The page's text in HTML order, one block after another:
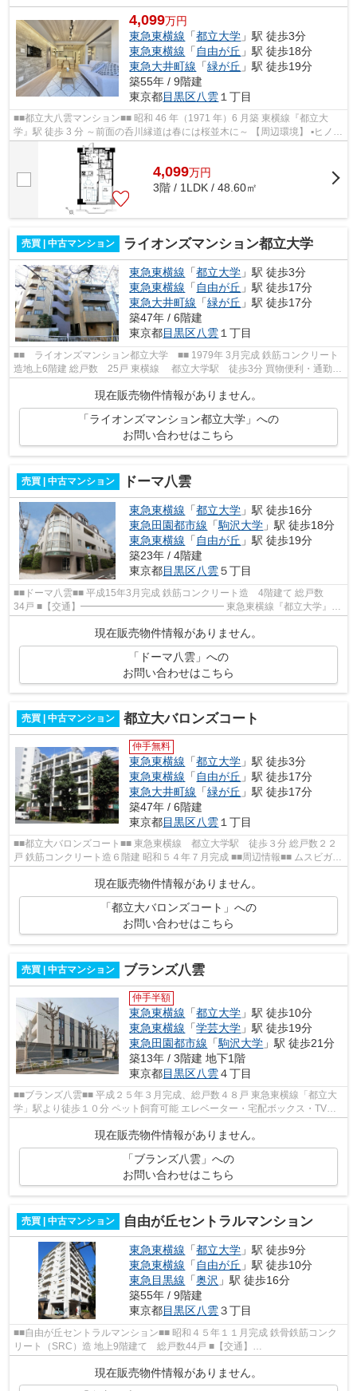
4,099万円
東急東横線 「都立大学 」駅 徒歩3分
東急東横線 「 自由が丘 」駅 徒歩18分
東急大井町線 「緑が丘 」駅 徒歩19分
築55年 / 9階建
東京都目黒区八雲 １丁目
■■都立大八雲マンション■■ 昭和 46 年（1971 年）6 月築 東横線『都立大
学』駅 徒歩 3 分 ～前面の呑川縁道は春には桜並木に～ 【周辺環境】 ▪ヒノミ
ドラッグ都立大店：マンショ...
4,099万円
3階 / 1LDK / 48.60㎡
売買 | 中古マンション ライオンズマンション都立大学
東急東横線 「都立大学 」駅 徒歩3分
東急東横線 「 自由が丘 」駅 徒歩17分
東急大井町線 「緑が丘 」駅 徒歩17分
築47年 / 6階建
東京都目黒区八雲１丁目
■■ ライオンズマンション都立大学 ■■ 1979年 3月完成 鉄筋コンクリート
造地上6階建 総戸数 25戸 東横線 都立大学駅 徒歩3分 買物便利・通勤便
利な立地です。 ≪共用部修繕履...
現在販売物件情報がありません。
「ライオンズマンション都立大学」への
お問い合わせはこちら
売買 | 中古マンション ドーマ八雲
東急東横線 「都立大学 」駅 徒歩16分
東急田園都市線 「駒沢大学 」駅 徒歩18分
東急東横線 「 自由が丘 」駅 徒歩19分
築23年 / 4階建
東京都目黒区八雲５丁目
■■ドーマ八雲■■ 平成15年3月完成 鉄筋コンクリート造 4階建て 総戸数
34戸 ■【交通】━━━━━━━━━━━━━━━ 東急東横線『都立大学』駅
より徒歩16分 渋谷・目黒・田園調布・成城学園前へ...
現在販売物件情報がありません。
「ドーマ八雲」への
お問い合わせはこちら
売買 | 中古マンション 都立大バロンズコート
仲手無料
東急東横線 「都立大学 」駅 徒歩3分
東急東横線 「 自由が丘 」駅 徒歩17分
東急大井町線 「緑が丘 」駅 徒歩17分
築47年 / 6階建
東京都目黒区八雲１丁目
■■都立大バロンズコート■■ 東急東横線 都立大学駅 徒歩３分 総戸数２２
戸 鉄筋コンクリート造６階建 昭和５４年７月完成 ■■周辺情報■■ ムスビガー
現在販売物件情報がありません。
「都立大バロンズコート」への
お問い合わせはこちら
売買 | 中古マンション ブランズ八雲
仲手半額
東急東横線 「都立大学 」駅 徒歩10分
東急東横線 「学芸大学 」駅 徒歩19分
東急田園都市線 「駒沢大学 」駅 徒歩21分
築13年 / 3階建 地下1階
東京都目黒区八雲４丁目
■■ブランズ八雲■■ 平成２５年３月完成、総戸数４８戸 東急東横線「都立大
学」駅より徒歩１０分 ペット飼育可能 エレベーター・宅配ボックス・TVモ
ニター付インターホン完備 八雲...
現在販売物件情報がありません。
「ブランズ八雲」への
お問い合わせはこちら
売買 | 中古マンション 自由が丘セントラルマンション
東急東横線 「都立大学 」駅 徒歩9分
東急東横線 「 自由が丘 」駅 徒歩10分
東急目黒線 「奥沢 」駅 徒歩16分
築55年 / 9階建
東京都目黒区八雲３丁目
■■自由が丘セントラルマンション■■ 昭和４５年１１月完成 鉄骨鉄筋コンク
リート（SRC）造 地上9階建て 総戸数44戸 ■【交通】
━━━━━━━━━━━━━━━ 東急東横線『都立大学』駅より徒歩９...
現在販売物件情報がありません。